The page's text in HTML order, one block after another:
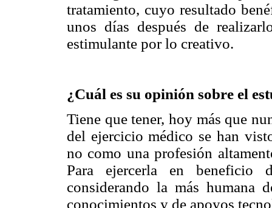
tratamiento, cuyo resultado
unos días después de
estimulante por lo creativo.
¿Cuál es su opinión sobre el
Tiene que tener, hoy más que
del ejercicio médico se han
no como una profesión
Para ejercerla en beneficio
considerando la más humana
conocimientos y de apoyos